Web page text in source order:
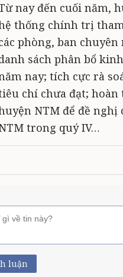
nay đến cuối năm,
thống chính trị
phòng, ban
sách phân bổ
nay; tích cực rà
chí chưa đạt; hoàn
NTM để đề nghị
trong quý IV…
luận